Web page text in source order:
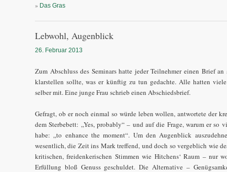
» Das Gras
Lebwohl, Augenblick
26. Februar 2013
Zum Abschluss des Seminars hatte jeder Teilnehmer einen Brief
klarstellen sollte, was er künftig zu tun gedachte. Alle hatten
selber mit. Eine junge Frau schrieb einen Abschiedsbrief.
Gefragt, ob er noch einmal so würde leben wollen, antwortete der
dem Sterbebett: „Yes, probably“ – und auf die Frage, warum er so
habe: „to enhance the moment“. Um den Augenblick
wesentlich, die Zeit ins Mark treffend, und doch so vergeblich wie
kritischen, freidenkerischen Stimmen wie Hitchens‘ Raum – nur
Erfüllung bloß Genuss geschuldet. Die Alternative –